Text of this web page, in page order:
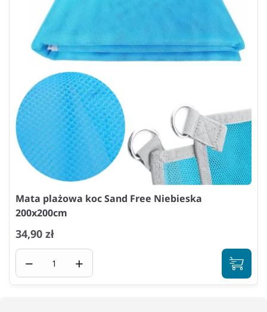
Mata plażowa koc Sand Free Niebieska
200x200cm
34,90 zł
− +